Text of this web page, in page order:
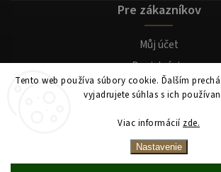
Tento web používa súbory cookie. Ďalším
vyjadrujete súhlas s ich
Viac informácií zde.
Nastavenie
Pre zákazníkov
Můj účet
Registrácia
Prihlásenie
Mocafino.sk. Všetky